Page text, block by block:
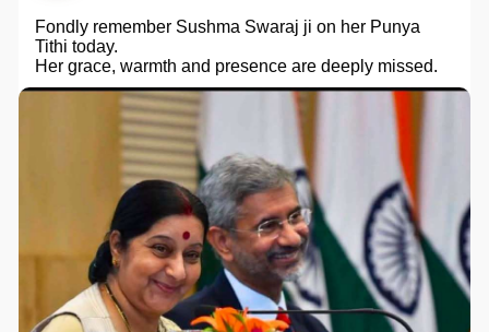
Fondly remember Sushma Swaraj ji on her Punya
Tithi today.
Her grace, warmth and presence are deeply missed.